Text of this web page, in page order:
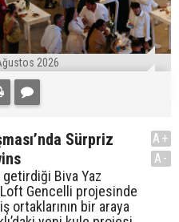
2026
Sürpriz
Biva Yaz
Loft Gencelli projesinde
ortaklarının bir araya
A+
A-